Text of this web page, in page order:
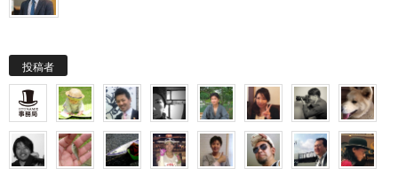
投稿者